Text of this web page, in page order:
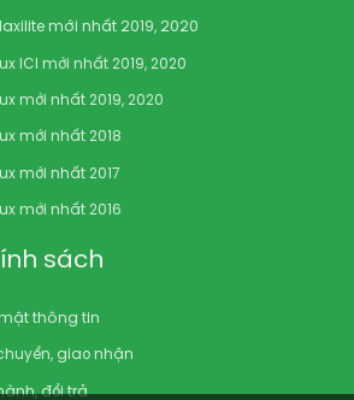
mới nhất 2019, 2020
ICI mới nhất 2019, 2020
mới nhất 2019, 2020
mới nhất 2018
mới nhất 2017
mới nhất 2016
sách
thông tin
giao nhận
đổi trả